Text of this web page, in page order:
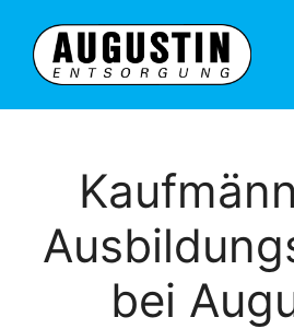
Inhalt
springen
bei